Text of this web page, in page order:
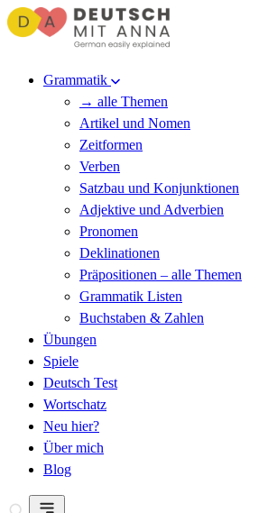
Grammatik
→ alle Themen
Artikel und Nomen
Zeitformen
Verben
Satzbau und Konjunktionen
Adjektive und Adverbien
Pronomen
Deklinationen
Präpositionen – alle Themen
Grammatik Listen
Buchstaben & Zahlen
Übungen
Spiele
Deutsch Test
Wortschatz
Neu hier?
Über mich
Blog